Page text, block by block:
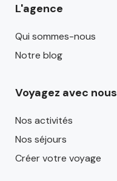
L'agence
Qui sommes-nous
Notre blog
Voyagez avec nous
Nos activités
Nos séjours
Créer votre voyage